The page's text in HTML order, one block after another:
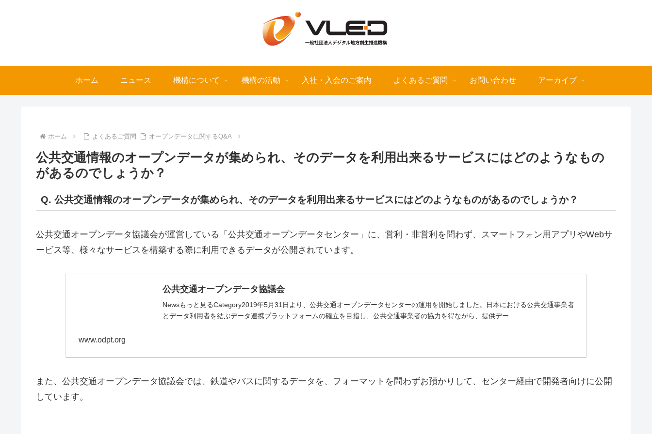
ホーム ニュース 機構について 機構の活動 入社・入会のご案内 よくあるご質問 お問い合わせ アーカイブ
ホーム よくあるご質問 オープンデータに関するQ&A
公共交通情報のオープンデータが集められ、そのデータを利用出来るサービスにはどのようなもの
があるのでしょうか？
Q. 公共交通情報のオープンデータが集められ、そのデータを利用出来るサービスにはどのようなものがあるのでしょうか？
公共交通オープンデータ協議会が運営している「公共交通オープンデータセンター」に、営利・非営利を問わず、スマートフォン用アプリやWebサ
ービス等、様々なサービスを構築する際に利用できるデータが公開されています。
公共交通オープンデータ協議会
Newsもっと見るCategory2019年5月31日より、公共交通オープンデータセンターの運用を開始しました。日本における公共交通事業者
とデータ利用者を結ぶデータ連携プラットフォームの確立を目指し、公共交通事業者の協力を得ながら、提供デー
www.odpt.org
また、公共交通オープンデータ協議会では、鉄道やバスに関するデータを、フォーマットを問わずお預かりして、センター経由で開発者向けに公開
しています。